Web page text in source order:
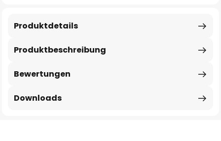
Produktbeschreibung
Produktdetails
Bewertungen
Downloads